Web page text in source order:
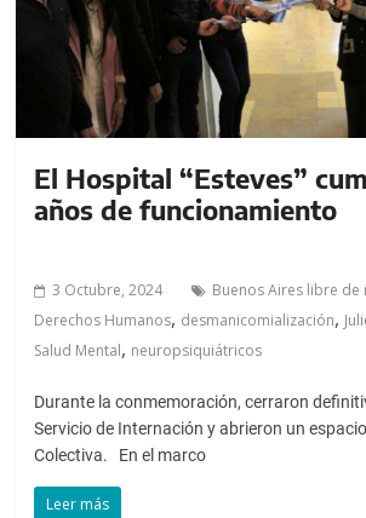
El Hospital “Esteves”
años de funcionamiento
3 Octubre, 2024 Buenos Aires libre
Derechos Humanos, desmanicomialización,
Salud Mental, neuropsiquiátricos
Durante la conmemoración, cerraron
Servicio de Internación y abrieron un
Colectiva. En el marco
Leer más